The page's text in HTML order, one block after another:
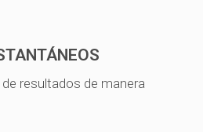
resultados de manera